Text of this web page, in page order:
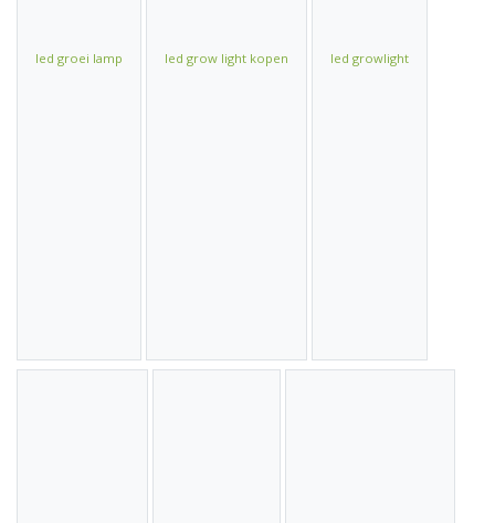
led groei lamp led grow light kopen led growlight